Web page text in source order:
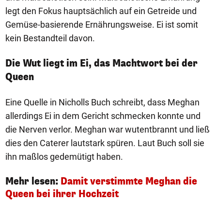
legt den Fokus hauptsächlich auf ein Getreide und
Gemüse-basierende Ernährungsweise. Ei ist somit
kein Bestandteil davon.
Die Wut liegt im Ei, das Machtwort bei der
Queen
Eine Quelle in Nicholls Buch schreibt, dass Meghan
allerdings Ei in dem Gericht schmecken konnte und
die Nerven verlor. Meghan war wutentbrannt und ließ
dies den Caterer lautstark spüren. Laut Buch soll sie
ihn maßlos gedemütigt haben.
Mehr lesen: Damit verstimmte Meghan die
Queen bei ihrer Hochzeit
1/50